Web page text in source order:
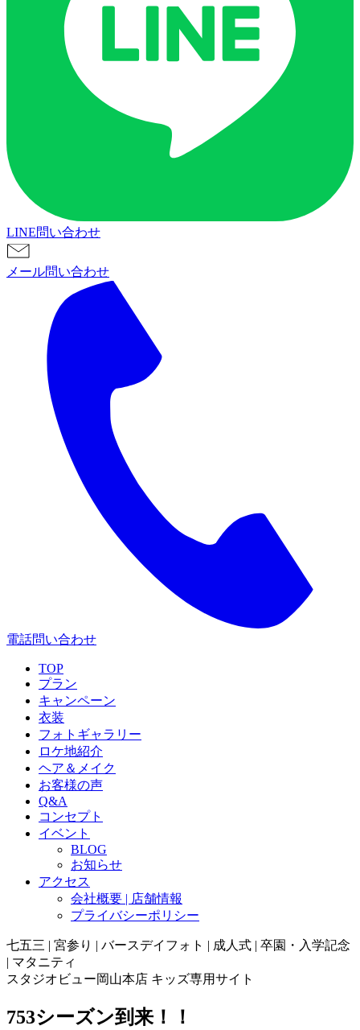
LINE問い合わせ
メール問い合わせ
電話問い合わせ
TOP
プラン
キャンペーン
衣装
フォトギャラリー
ロケ地紹介
ヘア＆メイク
お客様の声
Q&A
コンセプト
イベント
BLOG
お知らせ
アクセス
会社概要 | 店舗情報
プライバシーポリシー
七五三 | 宮参り | バースデイフォト | 成人式 | 卒園・入学記念
| マタニティ
スタジオビュー岡山本店 キッズ専用サイト
753シーズン到来！！